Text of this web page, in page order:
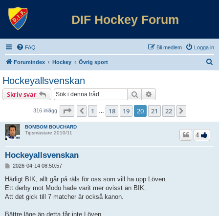
DIF Hockey Forum
FAQ Logga in
Bli medlem
Forumindex Hockey Övrig sport
Hockeyallsvenskan
Skriv svar Sök
316 inlägg Sida 20av22
Föregående
1 18 19 20 21 22
BOMBOM BOUCHARD
Tipsmästare 2010/11
Hockeyallsvenskan
4
l
g
g
2026-04-14 08:50:57
Härligt BIK, allt går på räls för oss som vill ha upp Löven.
Ett derby mot Modo hade varit mer ovisst än BIK.
Att det gick till 7 matcher är också kanon.
Bättre läge än detta får inte Löven.